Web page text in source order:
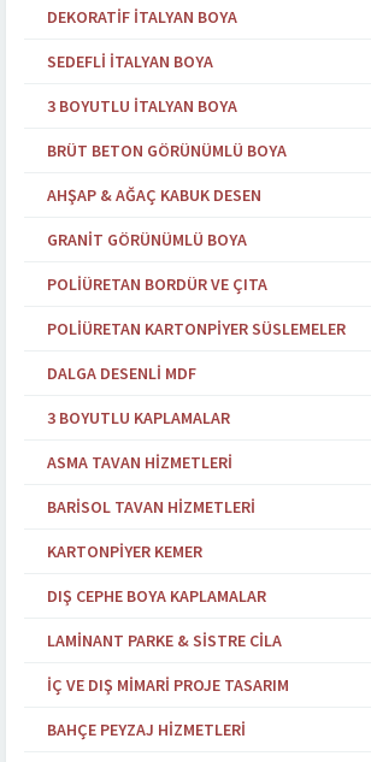
DEKORATIF İTALYAN BOYA
SEDEFLI İTALYAN BOYA
3 BOYUTLU İTALYAN BOYA
BRÜT BETON GÖRÜNÜMLÜ BOYA
AHŞAP & AĞAÇ KABUK DESEN
GRANIT GÖRÜNÜMLÜ BOYA
POLIÜRETAN BORDÜR VE ÇITA
POLIÜRETAN KARTONPIYER SÜSLEMELER
DALGA DESENLI MDF
3 BOYUTLU KAPLAMALAR
ASMA TAVAN HIZMETLERI
BARISOL TAVAN HIZMETLERI
KARTONPIYER KEMER
DIŞ CEPHE BOYA KAPLAMALAR
LAMINANT PARKE & SISTRE CILA
İÇ VE DIŞ MIMARI PROJE TASARIM
BAHÇE PEYZAJ HIZMETLERI